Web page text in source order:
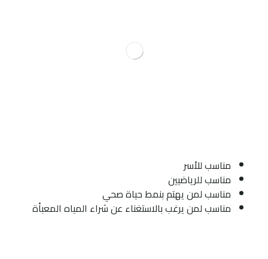
مناسب للأسر
مناسب للرياضيين
مناسب لمن يهتم بنمط حياة صحي
مناسب لمن يرغب بالاستغناء عن شراء المياه المعبأة